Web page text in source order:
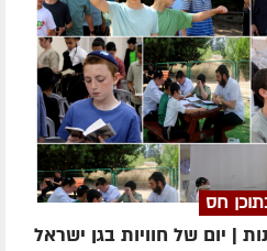
חס
| יום של חוויות בגן ישראל